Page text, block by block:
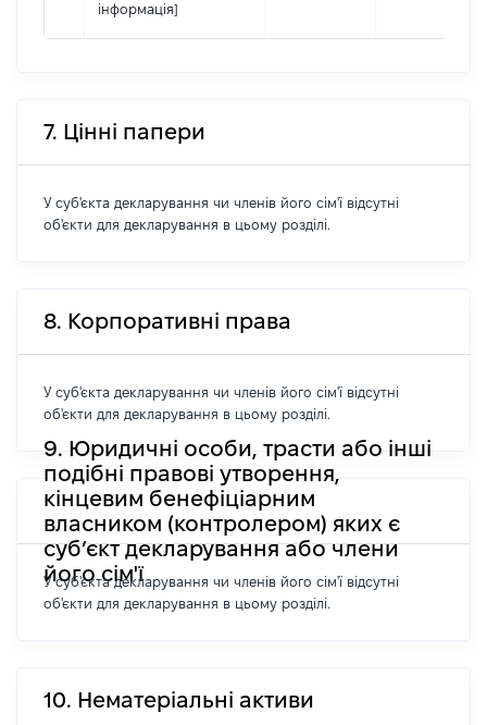
інформація]
7. Цінні папери
У суб'єкта декларування чи членів його сім'ї відсутні
об'єкти для декларування в цьому розділі.
8. Корпоративні права
У суб'єкта декларування чи членів його сім'ї відсутні
об'єкти для декларування в цьому розділі.
9. Юридичні особи, трасти або інші
подібні правові утворення,
кінцевим бенефіціарним
власником (контролером) яких є
суб’єкт декларування або члени
його сім'ї
У суб'єкта декларування чи членів його сім'ї відсутні
об'єкти для декларування в цьому розділі.
10. Нематеріальні активи